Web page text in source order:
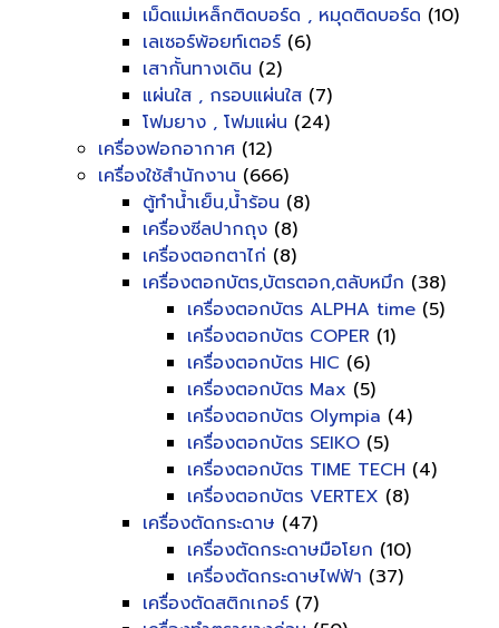
เม็ดแม่เหล็กติดบอร์ด , หมุดติดบอร์ด (10)
เลเซอร์พ้อยท์เตอร์ (6)
เสากั้นทางเดิน (2)
แผ่นใส , กรอบแผ่นใส (7)
โฟมยาง , โฟมแผ่น (24)
เครื่องฟอกอากาศ (12)
เครื่องใช้สำนักงาน (666)
ตู้ทำน้ำเย็น,น้ำร้อน (8)
เครื่องซีลปากถุง (8)
เครื่องตอกตาไก่ (8)
เครื่องตอกบัตร,บัตรตอก,ตลับหมึก (38)
เครื่องตอกบัตร ALPHA time (5)
เครื่องตอกบัตร COPER (1)
เครื่องตอกบัตร HIC (6)
เครื่องตอกบัตร Max (5)
เครื่องตอกบัตร Olympia (4)
เครื่องตอกบัตร SEIKO (5)
เครื่องตอกบัตร TIME TECH (4)
เครื่องตอกบัตร VERTEX (8)
เครื่องตัดกระดาษ (47)
เครื่องตัดกระดาษมือโยก (10)
เครื่องตัดกระดาษไฟฟ้า (37)
เครื่องตัดสติกเกอร์ (7)